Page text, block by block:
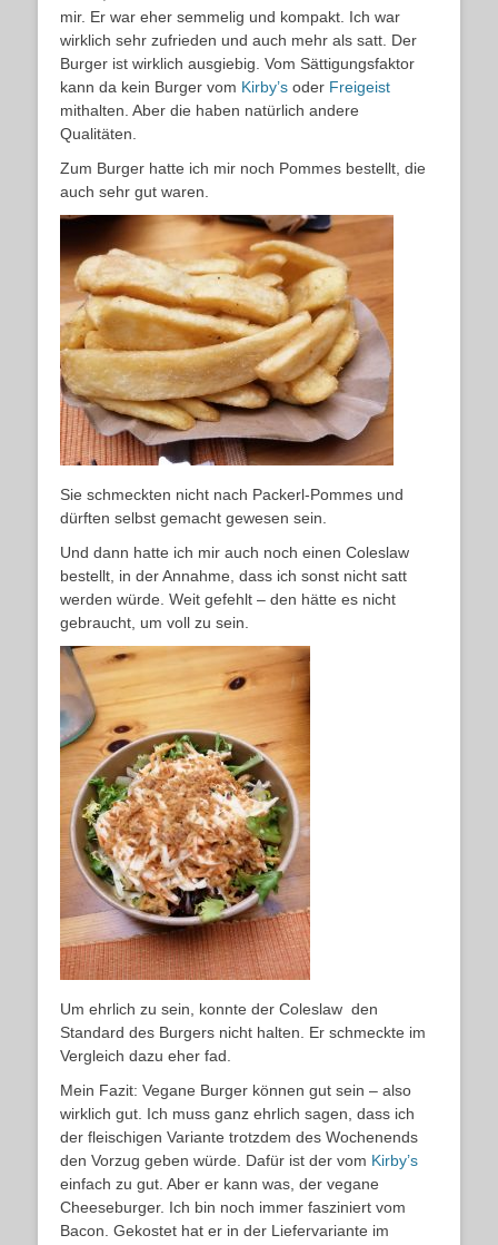
mir. Er war eher semmelig und kompakt. Ich war
wirklich sehr zufrieden und auch mehr als satt. Der
Burger ist wirklich ausgiebig. Vom Sättigungsfaktor
kann da kein Burger vom Kirby’s oder Freigeist
mithalten. Aber die haben natürlich andere
Qualitäten.
Zum Burger hatte ich mir noch Pommes bestellt, die
auch sehr gut waren.
Sie schmeckten nicht nach Packerl-Pommes und
dürften selbst gemacht gewesen sein.
Und dann hatte ich mir auch noch einen Coleslaw
bestellt, in der Annahme, dass ich sonst nicht satt
werden würde. Weit gefehlt – den hätte es nicht
gebraucht, um voll zu sein.
Um ehrlich zu sein, konnte der Coleslaw den
Standard des Burgers nicht halten. Er schmeckte im
Vergleich dazu eher fad.
Mein Fazit: Vegane Burger können gut sein – also
wirklich gut. Ich muss ganz ehrlich sagen, dass ich
der fleischigen Variante trotzdem des Wochenends
den Vorzug geben würde. Dafür ist der vom Kirby’s
einfach zu gut. Aber er kann was, der vegane
Cheeseburger. Ich bin noch immer fasziniert vom
Bacon. Gekostet hat er in der Liefervariante im